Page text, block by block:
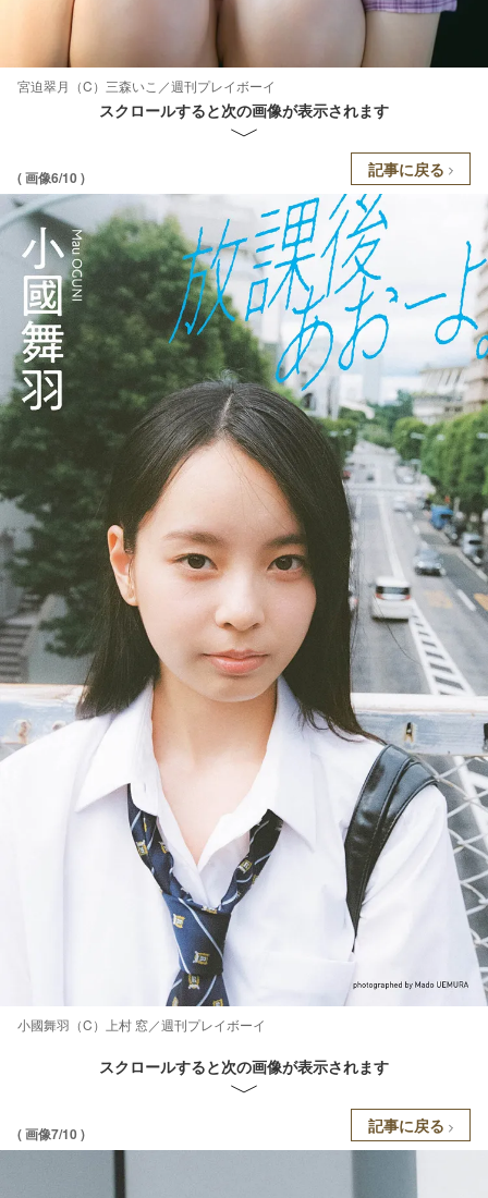
宮迫翠月（C）三森いこ／週刊プレイボーイ
スクロールすると次の画像が表示されます
( 画像6/10 ) 記事に戻る
小國舞羽（C）上村 窓／週刊プレイボーイ
スクロールすると次の画像が表示されます
( 画像7/10 ) 記事に戻る